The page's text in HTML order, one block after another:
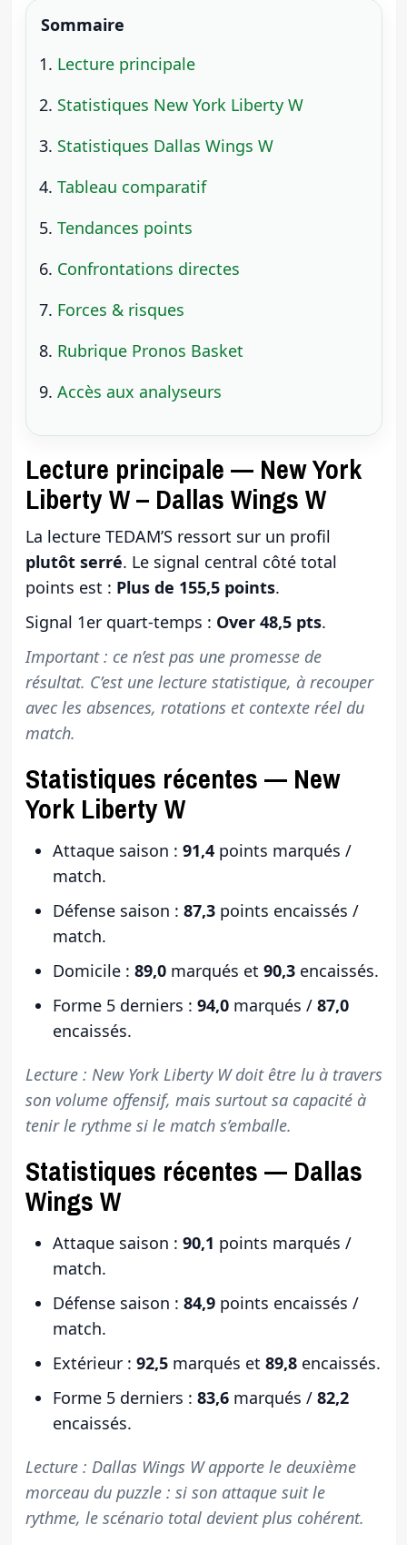
Sommaire
Lecture principale
Statistiques New York Liberty W
Statistiques Dallas Wings W
Tableau comparatif
Tendances points
Confrontations directes
Forces & risques
Rubrique Pronos Basket
Accès aux analyseurs
Lecture principale — New York
Liberty W – Dallas Wings W
La lecture TEDAM’S ressort sur un profil
plutôt serré. Le signal central côté total
points est : Plus de 155,5 points.
Signal 1er quart-temps : Over 48,5 pts.
Important : ce n’est pas une promesse de
résultat. C’est une lecture statistique, à recouper
avec les absences, rotations et contexte réel du
match.
Statistiques récentes — New
York Liberty W
Attaque saison : 91,4points marqués /
match.
Défense saison : 87,3points encaissés /
match.
Domicile : 89,0marqués et 90,3encaissés.
Forme 5 derniers : 94,0marqués / 87,0
encaissés.
Lecture : New York Liberty W doit être lu à travers
son volume offensif, mais surtout sa capacité à
tenir le rythme si le match s’emballe.
Statistiques récentes — Dallas
Wings W
Attaque saison : 90,1 points marqués /
match.
Défense saison : 84,9points encaissés /
match.
Extérieur : 92,5marqués et 89,8encaissés.
Forme 5 derniers : 83,6marqués / 82,2
encaissés.
Lecture : Dallas Wings W apporte le deuxième
morceau du puzzle : si son attaque suit le
rythme, le scénario total devient plus cohérent.